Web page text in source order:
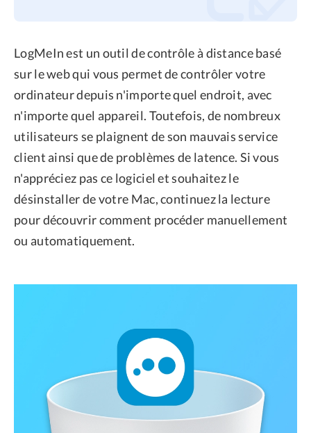
LogMeIn est un outil de contrôle à distance basé
sur le web qui vous permet de contrôler votre
ordinateur depuis n'importe quel endroit, avec
n'importe quel appareil. Toutefois, de nombreux
utilisateurs se plaignent de son mauvais service
client ainsi que de problèmes de latence. Si vous
n'appréciez pas ce logiciel et souhaitez le
désinstaller de votre Mac, continuez la lecture
pour découvrir comment procéder manuellement
ou automatiquement.